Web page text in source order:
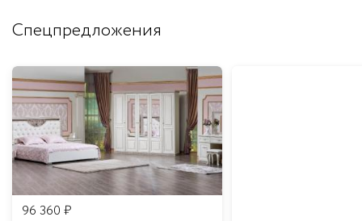
Спецпредложения
96 360 ₽